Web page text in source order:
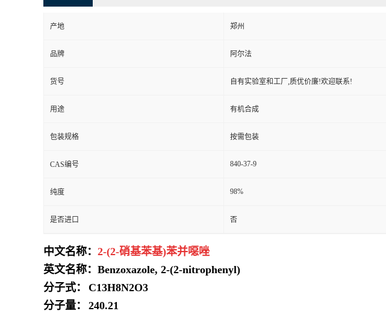
产地 郑州
品牌 阿尔法
货号 自有实验室和工厂,质优价廉!欢迎联系!
用途 有机合成
包装规格 按需包装
CAS编号 840-37-9
纯度 98%
是否进口 否
中文名称： 2-(2-硝基苯基)苯并噁唑
英文名称：Benzoxazole, 2-(2-nitrophenyl)
分子式：
C13H8N2O3
分子量：
240.21